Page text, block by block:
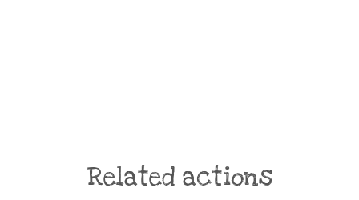
Related actions